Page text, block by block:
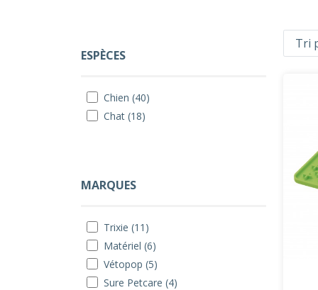
ESPÈCES
Chien (40)
Chat (18)
MARQUES
Trixie (11)
Matériel (6)
Vétopop (5)
Sure Petcare (4)